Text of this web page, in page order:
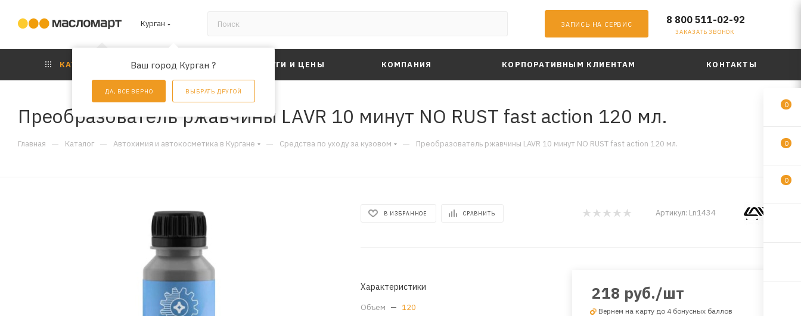
Курган
Ваш город Курган ?
ДА, ВСЕ ВЕРНО ВЫБРАТЬ ДРУГОЙ
ЗАПИСЬ НА СЕРВИС 8 800 511-02-92
ЗАКАЗАТЬ ЗВОНОК
КАТАЛОГ АКЦИИ УСЛУГИ И ЦЕНЫ КОМПАНИЯ КОРПОРАТИВНЫМ КЛИЕНТАМ КОНТАКТЫ
Преобразователь ржавчины LAVR 10 минут NO RUST fast action 120 мл.
Главная — Каталог — Автохимия и автокосметика в Кургане — Средства по уходу за кузовом — Преобразователь ржавчины LAVR 10 минут NO RUST fast action 120 мл.
В ИЗБРАННОЕ СРАВНИТЬ Артикул: Ln1434
Характеристики
Объем — 120
218 руб./шт
Вернем на карту до 4 бонусных баллов
0
0
0